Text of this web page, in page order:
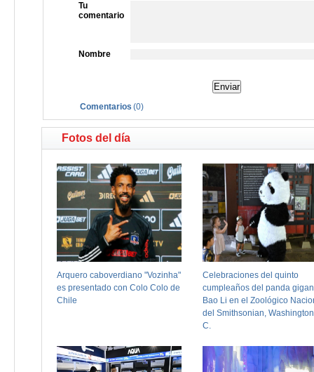
Tu
comentario
Nombre
Comentarios (0)